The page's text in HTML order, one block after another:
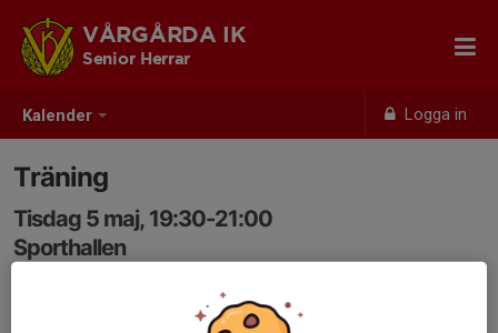
Kalender Logga in
VÅRGÅRDA IK
Senior Herrar
Träning
Tisdag 5 maj, 19:30-21:00
Sporthallen